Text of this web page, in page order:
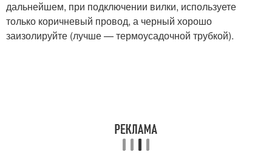
дальнейшем, при подключении вилки, используете
только коричневый провод, а черный хорошо
заизолируйте (лучше — термоусадочной трубкой).